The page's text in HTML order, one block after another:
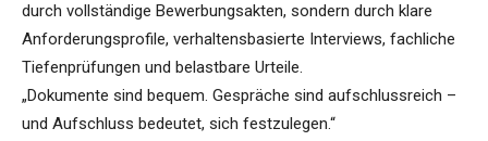
durch vollständige Bewerbungsakten, sondern durch klare
Anforderungsprofile, verhaltensbasierte Interviews, fachliche
Tiefenprüfungen und belastbare Urteile.
„Dokumente sind bequem. Gespräche sind aufschlussreich –
und Aufschluss bedeutet, sich festzulegen.“